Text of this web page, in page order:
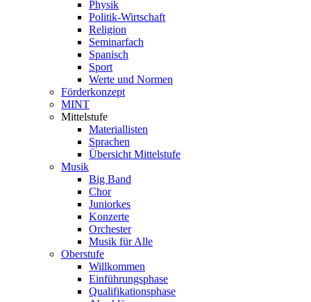
Physik
Politik-Wirtschaft
Religion
Seminarfach
Spanisch
Sport
Werte und Normen
Förderkonzept
MINT
Mittelstufe
Materiallisten
Sprachen
Übersicht Mittelstufe
Musik
Big Band
Chor
Juniorkes
Konzerte
Orchester
Musik für Alle
Oberstufe
Willkommen
Einführungsphase
Qualifikationsphase